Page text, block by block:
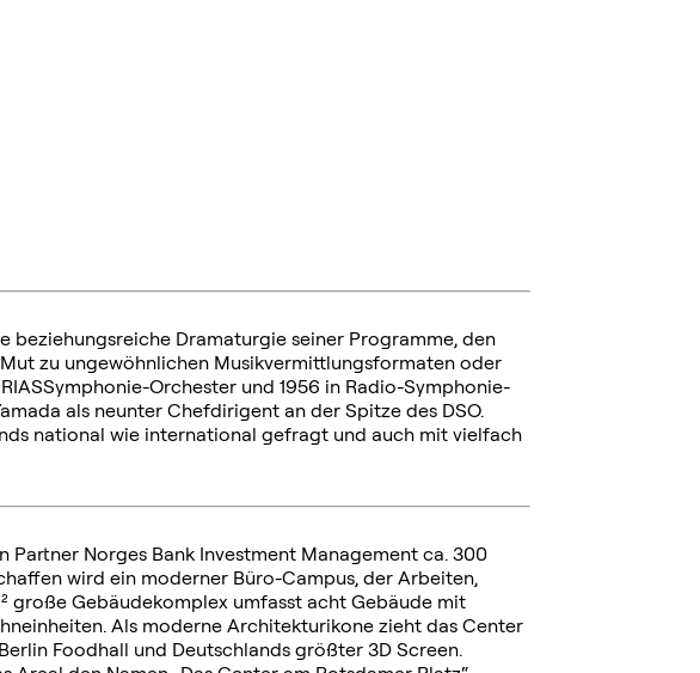
beziehungsreiche Dramaturgie seiner Programme, den
zu ungewöhnlichen Musikvermittlungsformaten oder
Orchester und 1956 in Radio-Symphonie-
als neunter Chefdirigent an der Spitze des DSO.
national wie international gefragt und auch mit vielfach
Norges Bank Investment Management ca. 300
wird ein moderner Büro-Campus, der Arbeiten,
große Gebäudekomplex umfasst acht Gebäude mit
Als moderne Architekturikone zieht das Center
Foodhall und Deutschlands größter 3D Screen.